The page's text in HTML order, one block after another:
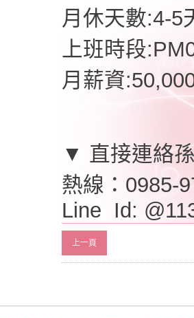
月休天數:4-5
上班時段
月薪資
▼ 直接連絡
熱線：0985-
Line Id:
上一頁